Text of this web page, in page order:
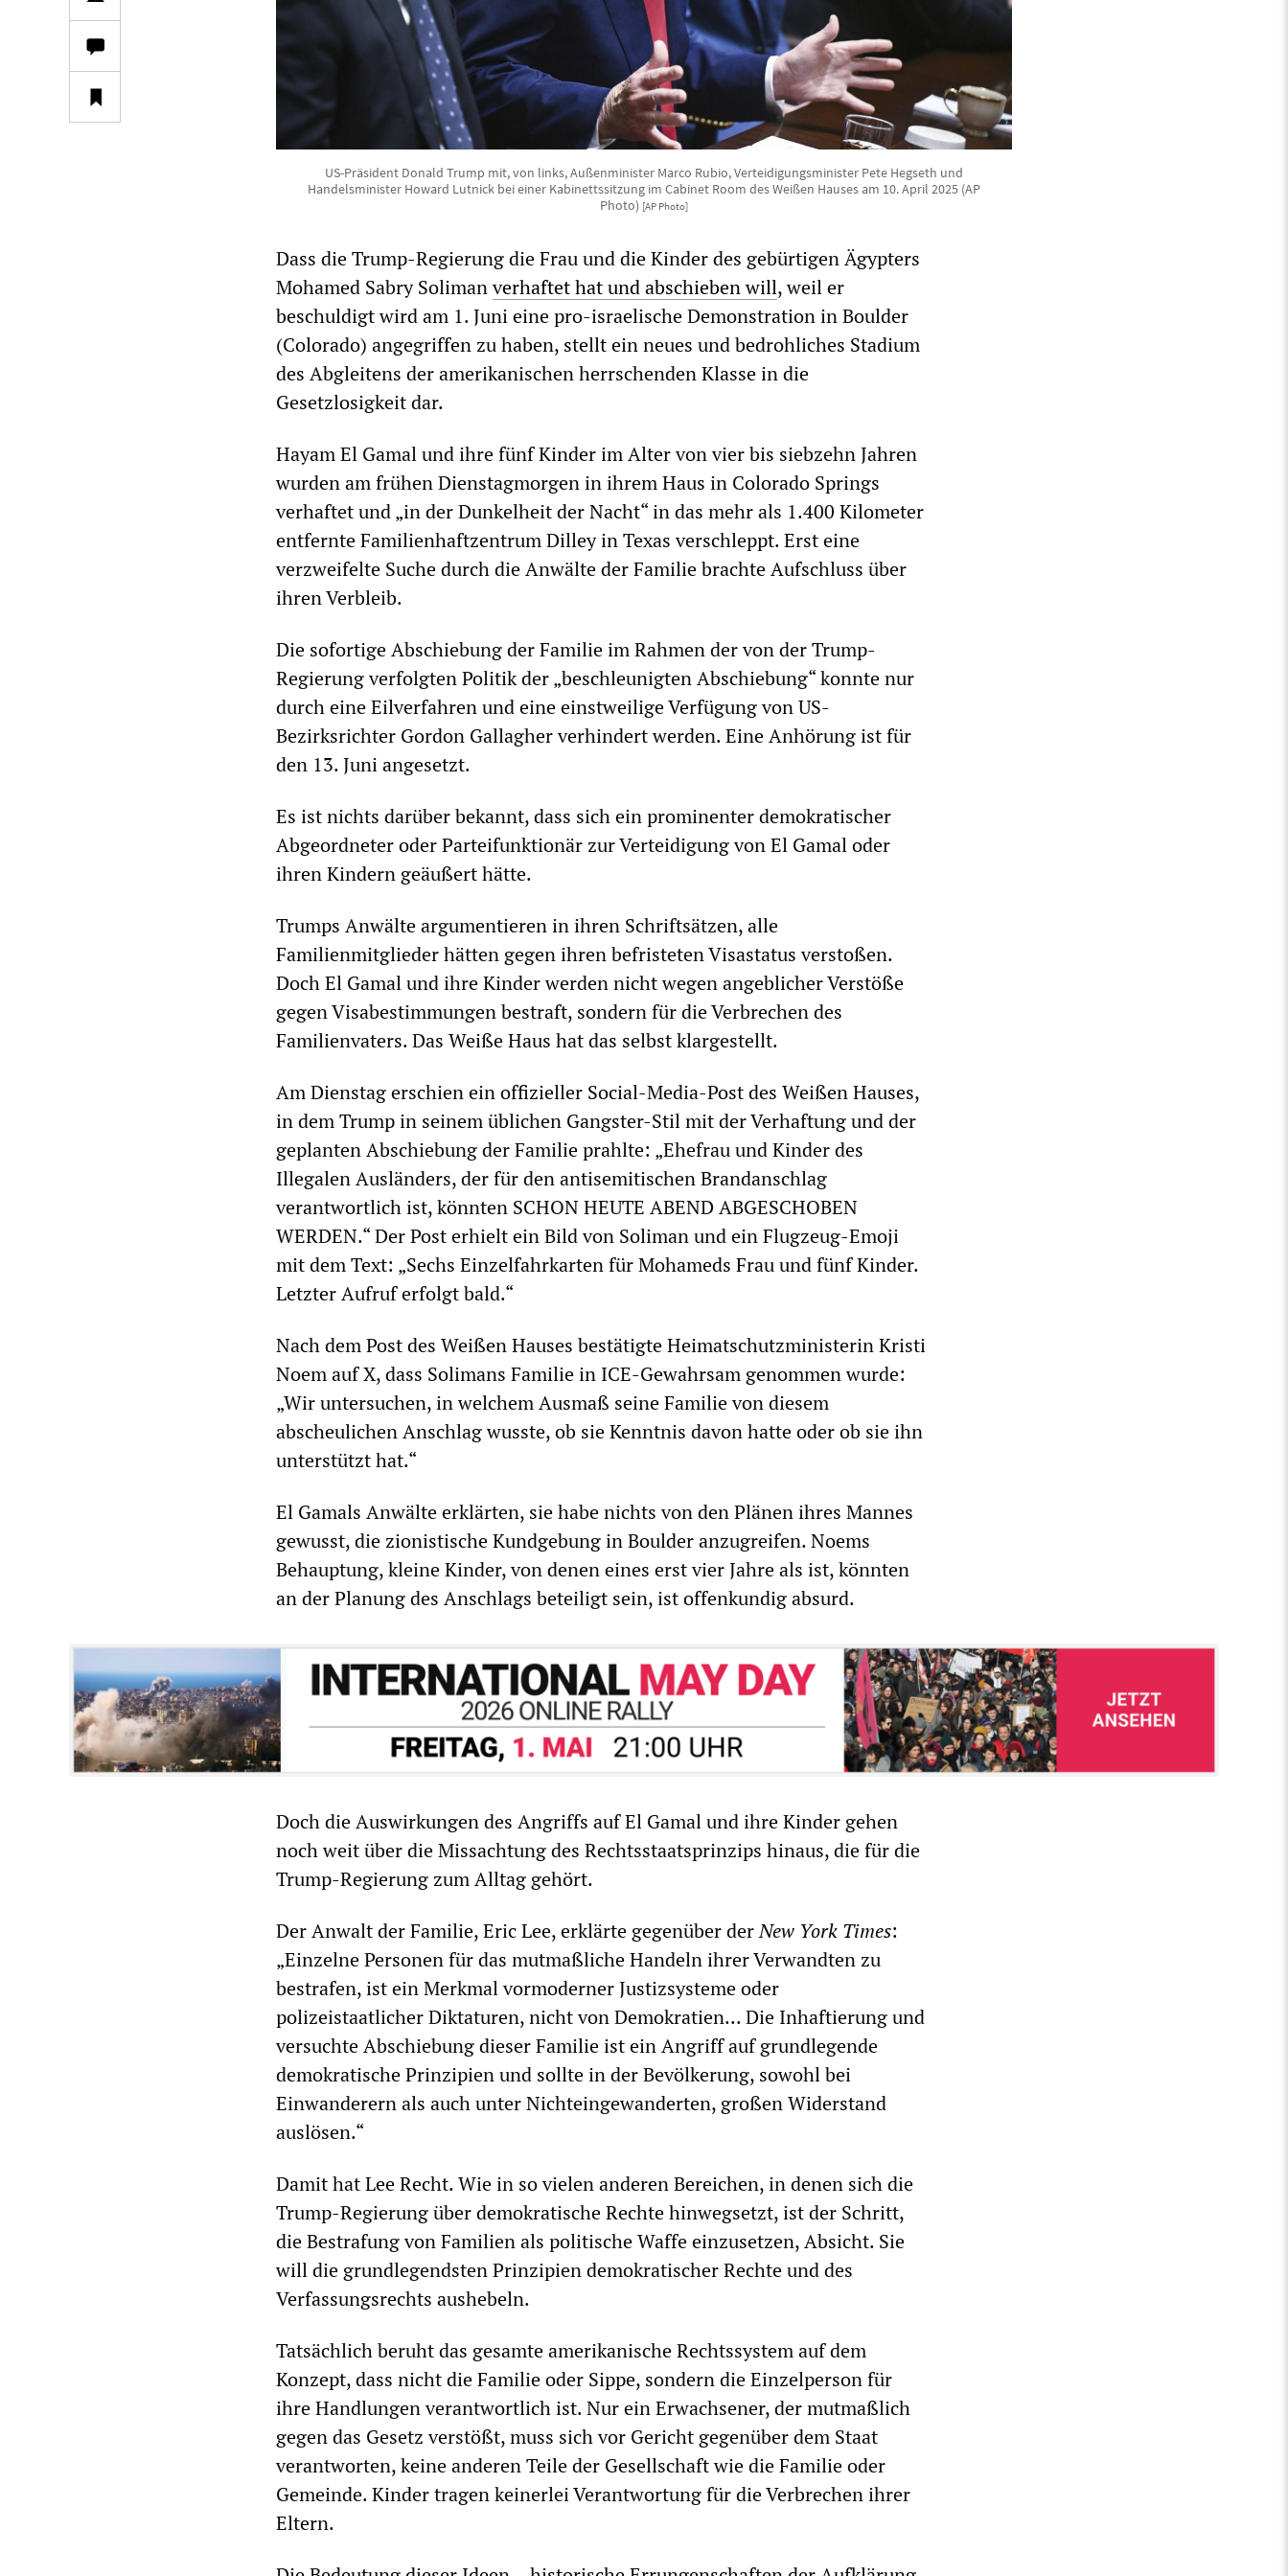
US-Präsident Donald Trump mit, von links, Außenminister Marco Rubio, Verteidigungsminister Pete Hegseth und
Handelsminister Howard Lutnick bei einer Kabinettssitzung im Cabinet Room des Weißen Hauses am 10. April 2025 (AP
Photo) [AP Photo]
Dass die Trump-Regierung die Frau und die Kinder des gebürtigen Ägypters
Mohamed Sabry Solimanverhaftet hat und abschieben will, weil er
beschuldigt wird am 1. Juni eine pro-israelische Demonstration in Boulder
(Colorado) angegriffen zu haben, stellt ein neues und bedrohliches Stadium
des Abgleitens der amerikanischen herrschenden Klasse in die
Gesetzlosigkeit dar.
Hayam El Gamal und ihre fünf Kinder im Alter von vier bis siebzehn Jahren
wurden am frühen Dienstagmorgen in ihrem Haus in Colorado Springs
verhaftet und „in der Dunkelheit der Nacht“ in das mehr als 1.400 Kilometer
entfernte Familienhaftzentrum Dilley in Texas verschleppt. Erst eine
verzweifelte Suche durch die Anwälte der Familie brachte Aufschluss über
ihren Verbleib.
Die sofortige Abschiebung der Familie im Rahmen der von der Trump-
Regierung verfolgten Politik der „beschleunigten Abschiebung“ konnte nur
durch eine Eilverfahren und eine einstweilige Verfügung von US-
Bezirksrichter Gordon Gallagher verhindert werden. Eine Anhörung ist für
den 13. Juni angesetzt.
Es ist nichts darüber bekannt, dass sich ein prominenter demokratischer
Abgeordneter oder Parteifunktionär zur Verteidigung von El Gamal oder
ihren Kindern geäußert hätte.
Trumps Anwälte argumentieren in ihren Schriftsätzen, alle
Familienmitglieder hätten gegen ihren befristeten Visastatus verstoßen.
Doch El Gamal und ihre Kinder werden nicht wegen angeblicher Verstöße
gegen Visabestimmungen bestraft, sondern für die Verbrechen des
Familienvaters. Das Weiße Haus hat das selbst klargestellt.
Am Dienstag erschien ein offizieller Social-Media-Post des Weißen Hauses,
in dem Trump in seinem üblichen Gangster-Stil mit der Verhaftung und der
geplanten Abschiebung der Familie prahlte: „Ehefrau und Kinder des
Illegalen Ausländers, der für den antisemitischen Brandanschlag
verantwortlich ist, könnten SCHON HEUTE ABEND ABGESCHOBEN
WERDEN.“ Der Post erhielt ein Bild von Soliman und ein Flugzeug-Emoji
mit dem Text: „Sechs Einzelfahrkarten für Mohameds Frau und fünf Kinder.
Letzter Aufruf erfolgt bald.“
Nach dem Post des Weißen Hauses bestätigte Heimatschutzministerin Kristi
Noem auf X, dass Solimans Familie in ICE-Gewahrsam genommen wurde:
„Wir untersuchen, in welchem Ausmaß seine Familie von diesem
abscheulichen Anschlag wusste, ob sie Kenntnis davon hatte oder ob sie ihn
unterstützt hat.“
El Gamals Anwälte erklärten, sie habe nichts von den Plänen ihres Mannes
gewusst, die zionistische Kundgebung in Boulder anzugreifen. Noems
Behauptung, kleine Kinder, von denen eines erst vier Jahre als ist, könnten
an der Planung des Anschlags beteiligt sein, ist offenkundig absurd.
Doch die Auswirkungen des Angriffs auf El Gamal und ihre Kinder gehen
noch weit über die Missachtung des Rechtsstaatsprinzips hinaus, die für die
Trump-Regierung zum Alltag gehört.
Der Anwalt der Familie, Eric Lee, erklärte gegenüber derNew York Times:
„Einzelne Personen für das mutmaßliche Handeln ihrer Verwandten zu
bestrafen, ist ein Merkmal vormoderner Justizsysteme oder
polizeistaatlicher Diktaturen, nicht von Demokratien... Die Inhaftierung und
versuchte Abschiebung dieser Familie ist ein Angriff auf grundlegende
demokratische Prinzipien und sollte in der Bevölkerung, sowohl bei
Einwanderern als auch unter Nichteingewanderten, großen Widerstand
auslösen.“
Damit hat Lee Recht. Wie in so vielen anderen Bereichen, in denen sich die
Trump-Regierung über demokratische Rechte hinwegsetzt, ist der Schritt,
die Bestrafung von Familien als politische Waffe einzusetzen, Absicht. Sie
will die grundlegendsten Prinzipien demokratischer Rechte und des
Verfassungsrechts aushebeln.
Tatsächlich beruht das gesamte amerikanische Rechtssystem auf dem
Konzept, dass nicht die Familie oder Sippe, sondern die Einzelperson für
ihre Handlungen verantwortlich ist. Nur ein Erwachsener, der mutmaßlich
gegen das Gesetz verstößt, muss sich vor Gericht gegenüber dem Staat
verantworten, keine anderen Teile der Gesellschaft wie die Familie oder
Gemeinde. Kinder tragen keinerlei Verantwortung für die Verbrechen ihrer
Eltern.